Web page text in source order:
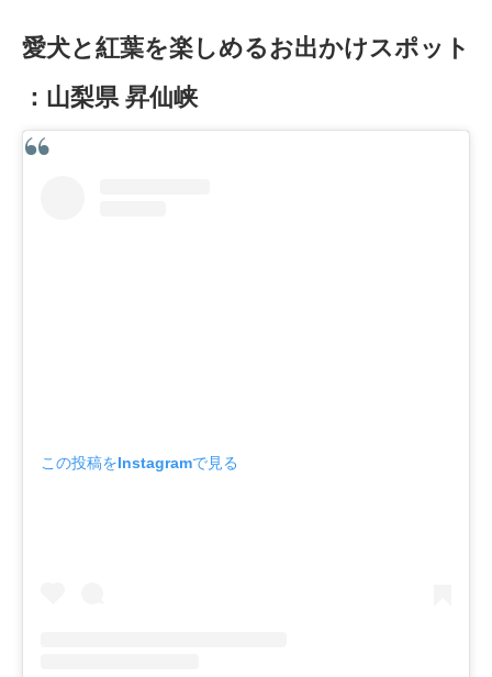
愛犬と紅葉を楽しめるお出かけスポット
：山梨県 昇仙峡
この投稿をInstagramで見る